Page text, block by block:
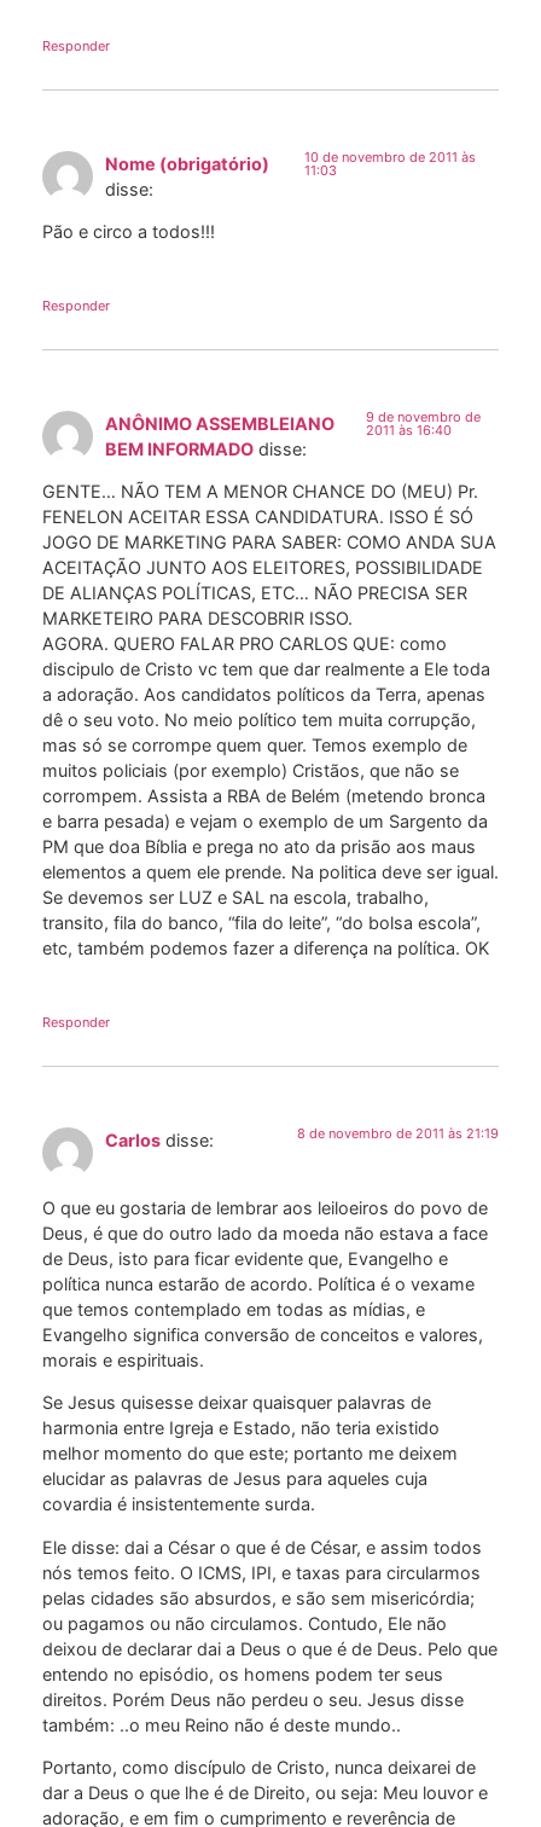
Responder
Nome (obrigatório)
disse:
10 de novembro de 2011 às
11:03
Pão e circo a todos!!!
Responder
ANÔNIMO ASSEMBLEIANO
BEM INFORMADO disse:
9 de novembro de
2011 às 16:40
GENTE… NÃO TEM A MENOR CHANCE DO (MEU) Pr.
FENELON ACEITAR ESSA CANDIDATURA. ISSO É SÓ
JOGO DE MARKETING PARA SABER: COMO ANDA SUA
ACEITAÇÃO JUNTO AOS ELEITORES, POSSIBILIDADE
DE ALIANÇAS POLÍTICAS, ETC… NÃO PRECISA SER
MARKETEIRO PARA DESCOBRIR ISSO.
AGORA. QUERO FALAR PRO CARLOS QUE: como
discipulo de Cristo vc tem que dar realmente a Ele toda
a adoração. Aos candidatos políticos da Terra, apenas
dê o seu voto. No meio político tem muita corrupção,
mas só se corrompe quem quer. Temos exemplo de
muitos policiais (por exemplo) Cristãos, que não se
corrompem. Assista a RBA de Belém (metendo bronca
e barra pesada) e vejam o exemplo de um Sargento da
PM que doa Bíblia e prega no ato da prisão aos maus
elementos a quem ele prende. Na politica deve ser igual.
Se devemos ser LUZ e SAL na escola, trabalho,
transito, fila do banco, “fila do leite”, “do bolsa escola”,
etc, também podemos fazer a diferença na política. OK
Responder
Carlos disse: 8 de novembro de 2011 às 21:19
O que eu gostaria de lembrar aos leiloeiros do povo de
Deus, é que do outro lado da moeda não estava a face
de Deus, isto para ficar evidente que, Evangelho e
política nunca estarão de acordo. Política é o vexame
que temos contemplado em todas as mídias, e
Evangelho significa conversão de conceitos e valores,
morais e espirituais.
Se Jesus quisesse deixar quaisquer palavras de
harmonia entre Igreja e Estado, não teria existido
melhor momento do que este; portanto me deixem
elucidar as palavras de Jesus para aqueles cuja
covardia é insistentemente surda.
Ele disse: dai a César o que é de César, e assim todos
nós temos feito. O ICMS, IPI, e taxas para circularmos
pelas cidades são absurdos, e são sem misericórdia;
ou pagamos ou não circulamos. Contudo, Ele não
deixou de declarar dai a Deus o que é de Deus. Pelo que
entendo no episódio, os homens podem ter seus
direitos. Porém Deus não perdeu o seu. Jesus disse
também: ..o meu Reino não é deste mundo..
Portanto, como discípulo de Cristo, nunca deixarei de
dar a Deus o que lhe é de Direito, ou seja: Meu louvor e
adoração, e em fim o cumprimento e reverência de